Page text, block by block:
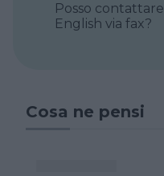
Posso contattare Oxford School of
English via fax?
Cosa ne pensi